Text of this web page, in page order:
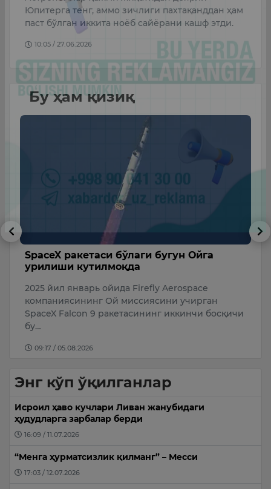
Юпитерга тенг, аммо зичлиги пахтақанддан ҳам
паст бўлган иккита ноёб сайёрани кашф этди.
10:05 / 27.06.2026
Бу ҳам қизиқ
SpaceX ракетаси бўлаги бугун Ойга
урилиши кутилмоқда
2025 йил январь ойида Firefly Aerospace
компаниясининг Ой миссиясини учирган
SpaceX Falcon 9 ракетасининг иккинчи босқичи
бу…
09:17 / 05.08.2026
Энг кўп ўқилганлар
Исроил ҳаво кучлари Ливан жанубидаги
ҳудудларга зарбалар берди
16:09 / 11.07.2026
“Менга ҳурматсизлик қилманг” – Месси
17:03 / 12.07.2026